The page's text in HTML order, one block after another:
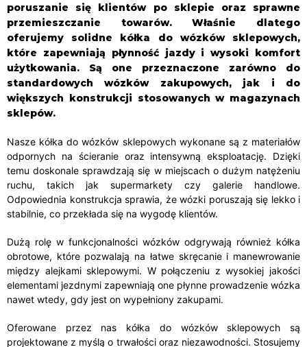
poruszanie się klientów po sklepie oraz sprawne
przemieszczanie towarów. Właśnie dlatego
oferujemy solidne kółka do wózków sklepowych,
które zapewniają płynność jazdy i wysoki komfort
użytkowania. Są one przeznaczone zarówno do
standardowych wózków zakupowych, jak i do
większych konstrukcji stosowanych w magazynach
sklepów.
Nasze kółka do wózków sklepowych wykonane są z materiałów
odpornych na ścieranie oraz intensywną eksploatację. Dzięki
temu doskonale sprawdzają się w miejscach o dużym natężeniu
ruchu, takich jak supermarkety czy galerie handlowe.
Odpowiednia konstrukcja sprawia, że wózki poruszają się lekko i
stabilnie, co przekłada się na wygodę klientów.
Dużą rolę w funkcjonalności wózków odgrywają również kółka
obrotowe, które pozwalają na łatwe skręcanie i manewrowanie
między alejkami sklepowymi. W połączeniu z wysokiej jakości
elementami jezdnymi zapewniają one płynne prowadzenie wózka
nawet wtedy, gdy jest on wypełniony zakupami.
Oferowane przez nas kółka do wózków sklepowych są
projektowane z myślą o trwałości oraz niezawodności. Stosujemy